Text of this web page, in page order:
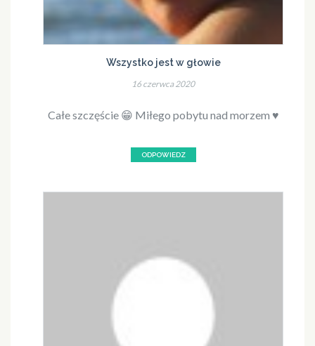
Wszystko jest w głowie
16 czerwca 2020
Całe szczęście 😁 Miłego pobytu nad morzem ♥️
ODPOWIEDZ